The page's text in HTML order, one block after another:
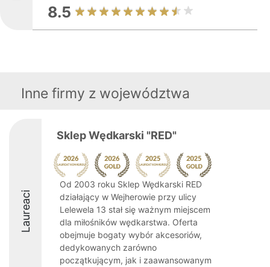
8.5
Inne firmy z województwa
Laureaci
Sklep Wędkarski "RED"
Od 2003 roku Sklep Wędkarski RED
działający w Wejherowie przy ulicy
Lelewela 13 stał się ważnym miejscem
dla miłośników wędkarstwa. Oferta
obejmuje bogaty wybór akcesoriów,
dedykowanych zarówno
początkującym, jak i zaawansowanym